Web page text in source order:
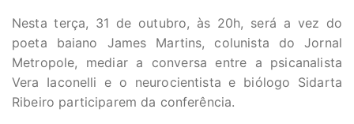
Nesta terça, 31 de outubro, às 20h, será a vez do
poeta baiano James Martins, colunista do Jornal
Metropole, mediar a conversa entre a psicanalista
Vera Iaconelli e o neurocientista e biólogo Sidarta
Ribeiro participarem da conferência.